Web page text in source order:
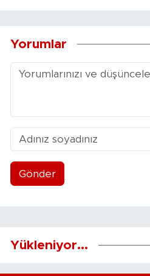
Yorumlar
Gönder
Yükleniyor...